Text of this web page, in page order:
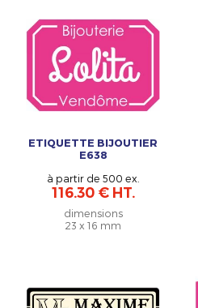
ETIQUETTE BIJOUTIER
E638
à partir de 500 ex.
116.30 € HT.
dimensions
23 x 16 mm